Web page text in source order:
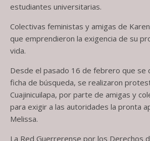
estudiantes universitarias.
Colectivas feministas y amigas de
que emprendieron la exigencia de su
vida.
Desde el pasado 16 de febrero que se
ficha de búsqueda, se realizaron
Cuajinicuilapa, por parte de amigas y
para exigir a las autoridades la pronta
Melissa.
La Red Guerrerense por los Derechos